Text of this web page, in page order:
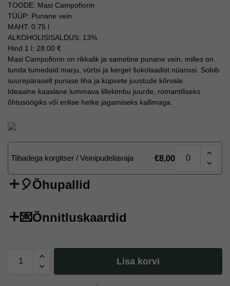
TOODE: Masi Campofiorin
TÜÜP: Punane vein
MAHT: 0.75 l
ALKOHOLISISALDUS: 13%
Hind 1 l: 28.00 €
Masi Campofiorin on rikkalik ja sametine punane vein, milles on
tunda tumedaid marju, vürtsi ja kerget šokolaadist nüanssi. Sobib
suurepäraselt punase liha ja küpsete juustude kõrvale.
Ideaalne kaaslane lummava lillekimbu juurde, romantiliseks
õhtusöögiks või erilise hetke jagamiseks kallimaga.
Tiibadega korgitser / Veinipudeliavaja €8,00
Campofiorin
🎈Õhupallid
💌Õnnitluskaardid
Campofiorin
Lisa korvi